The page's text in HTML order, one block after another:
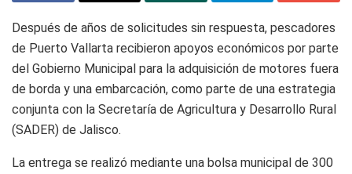
Después de años de solicitudes sin respuesta, pescadores
de Puerto Vallarta recibieron apoyos económicos por parte
del Gobierno Municipal para la adquisición de motores fuera
de borda y una embarcación, como parte de una estrategia
conjunta con la Secretaría de Agricultura y Desarrollo Rural
(SADER) de Jalisco.
La entrega se realizó mediante una bolsa municipal de 300